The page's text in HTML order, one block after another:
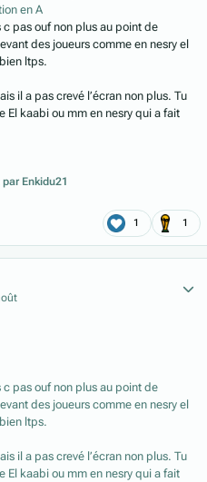
en A
c pas ouf non plus au point de
des joueurs comme en nesry el
ltps.
il a pas crevé l’écran non plus. Tu
El kaabi ou mm en nesry qui a fait
par Enkidu21
1 1
c pas ouf non plus au point de
des joueurs comme en nesry el
ltps.
il a pas crevé l’écran non plus. Tu
El kaabi ou mm en nesry qui a fait